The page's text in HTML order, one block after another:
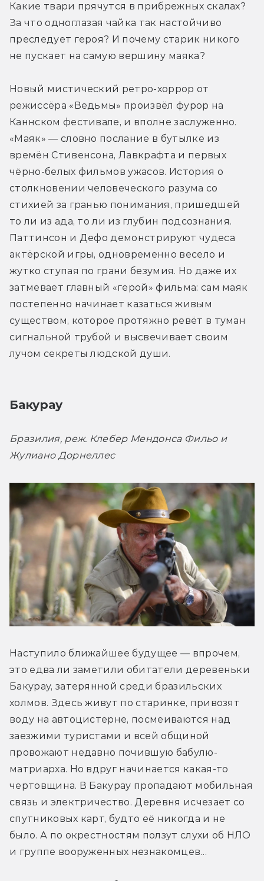
Какие твари прячутся в прибрежных скалах?
За что одноглазая чайка так настойчиво
преследует героя? И почему старик никого
не пускает на самую вершину маяка?
Новый мистический ретро-хоррор от
режиссёра «Ведьмы» произвёл фурор на
Каннском фестивале, и вполне заслуженно.
«Маяк» — словно послание в бутылке из
времён Стивенсона, Лавкрафта и первых
чёрно-белых фильмов ужасов. История о
столкновении человеческого разума со
стихией за гранью понимания, пришедшей
то ли из ада, то ли из глубин подсознания.
Паттинсон и Дефо демонстрируют чудеса
актёрской игры, одновременно весело и
жутко ступая по грани безумия. Но даже их
затмевает главный «герой» фильма: сам маяк
постепенно начинает казаться живым
существом, которое протяжно ревёт в туман
сигнальной трубой и высвечивает своим
лучом секреты людской души.
Бакурау
Бразилия, реж. Клебер Мендонса Фильо и
Жулиано Дорнеллес
Наступило ближайшее будущее — впрочем,
это едва ли заметили обитатели деревеньки
Бакурау, затерянной среди бразильских
холмов. Здесь живут по старинке, привозят
воду на автоцистерне, посмеиваются над
заезжими туристами и всей общиной
провожают недавно почившую бабулю-
матриарха. Но вдруг начинается какая-то
чертовщина. В Бакурау пропадают мобильная
связь и электричество. Деревня исчезает со
спутниковых карт, будто её никогда и не
было. А по окрестностям ползут слухи об НЛО
и группе вооруженных незнакомцев…